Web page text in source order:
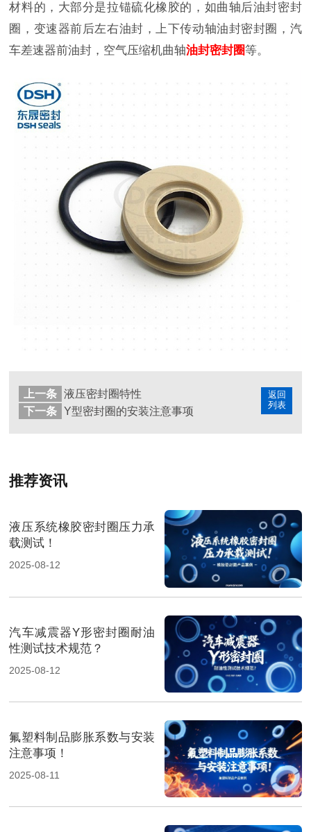
材料的，大部分是拉锚硫化橡胶的，如曲轴后油封密封
圈，变速器前后左右油封，上下传动轴油封密封圈，汽
车差速器前油封，空气压缩机曲轴油封密封圈等。
返回
列表
上一条
液压密封圈特性
下一条
Y型密封圈的安装注意事项
推荐资讯
液压系统橡胶密封圈压力承
载测试！
2025-08-12
汽车减震器Y形密封圈耐油
性测试技术规范？
2025-08-12
氟塑料制品膨胀系数与安装
注意事项！
2025-08-11